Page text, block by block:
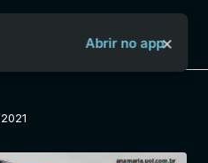
Sobre o Aya Bancah
Abrir no app×